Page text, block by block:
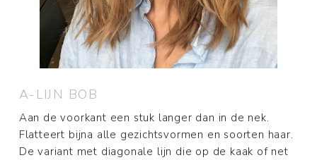
A-LIJN BOB
Aan de voorkant een stuk langer dan in de nek.
Flatteert bijna alle gezichtsvormen en soorten haar.
De variant met diagonale lijn die op de kaak of net